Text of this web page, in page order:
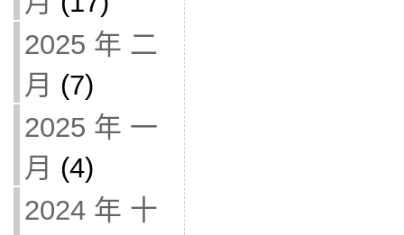
2025 年 二
月 (7)
2025 年 一
月 (4)
2024 年 十